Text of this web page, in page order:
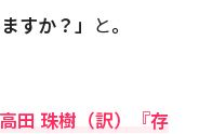
すか？」 と。
高田 珠樹（訳）『存